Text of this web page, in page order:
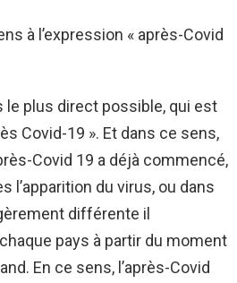
à l’expression « après-Covid
le plus direct possible, qui est
Covid-19 ». Et dans ce sens,
Covid 19 a déjà commencé,
l’apparition du virus, ou dans
différente il
pays à partir du moment
En ce sens, l’après-Covid